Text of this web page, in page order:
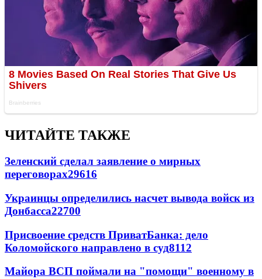
ЧИТАЙТЕ ТАКЖЕ
Зеленский сделал заявление о мирных
переговорах29616
Украинцы определились насчет вывода войск из
Донбасса22700
Присвоение средств ПриватБанка: дело
Коломойского направлено в суд8112
Майора ВСП поймали на "помощи" военному в